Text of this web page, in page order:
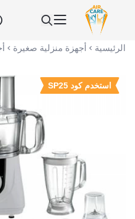
عناية الهواء | شريك سكني
الرئيسية أجهزة منزلية صغيرة
استخدم كود SP25